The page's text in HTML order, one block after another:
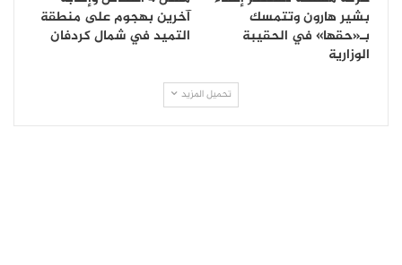
بشير هارون وتتمسك
بـ«حقها» في الحقيبة
الوزارية
آخرين بهجوم على منطقة
التميد في شمال كردفان
تحميل المزيد